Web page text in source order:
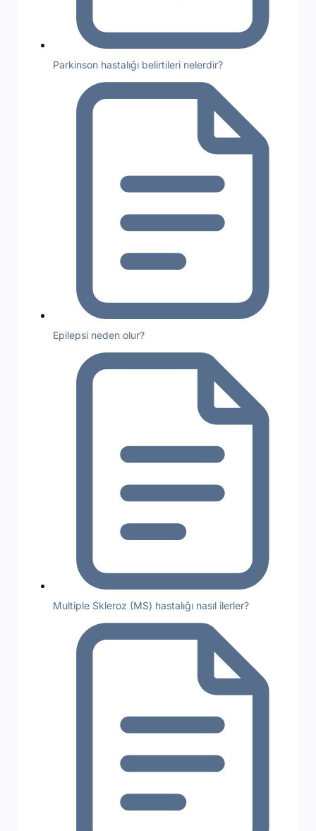
Parkinson hastalığı belirtileri nelerdir?
Epilepsi neden olur?
Multiple Skleroz (MS) hastalığı nasıl ilerler?